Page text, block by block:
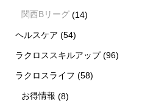
関西Bリーグ (14)
ヘルスケア (54)
ラクロススキルアップ(96)
ラクロスライフ (58)
お得情報 (8)